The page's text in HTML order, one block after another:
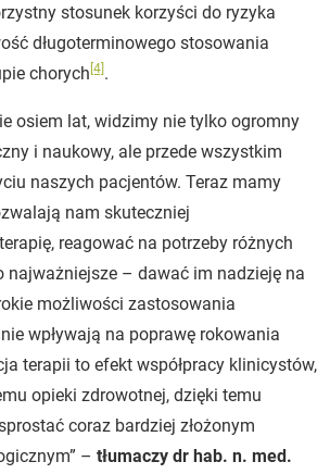
stosunek korzyści do ryzyka
długoterminowego stosowania
chorych [4].
osiem lat, widzimy nie tylko ogromny
i naukowy, ale przede wszystkim
naszych pacjentów. Teraz mamy
nam skuteczniej
reagować na potrzeby różnych
najważniejsze – dawać im nadzieję na
możliwości zastosowania
wpływają na poprawę rokowania
terapii to efekt współpracy klinicystów,
opieki zdrowotnej, dzięki temu
coraz bardziej złożonym
– tłumaczy dr hab. n. med.